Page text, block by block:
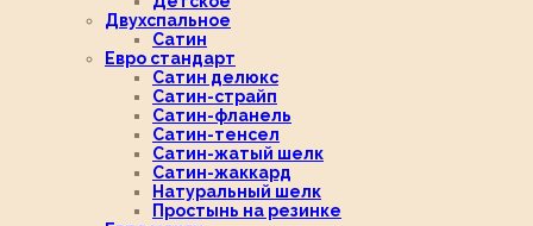
Двухспальное
Сатин
Евро стандарт
Сатин делюкс
Сатин-страйп
Сатин-фланель
Сатин-тенсел
Сатин-жатый шелк
Сатин-жаккард
Натуральный шелк
Простынь на резинке